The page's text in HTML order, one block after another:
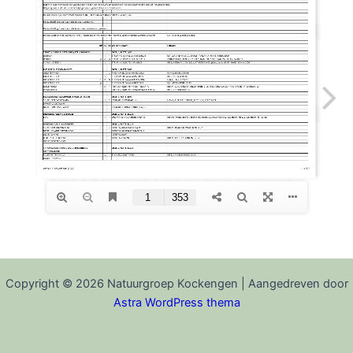
Copyright © 2026 Natuurgroep Kockengen | Aangedreven door
Astra WordPress thema